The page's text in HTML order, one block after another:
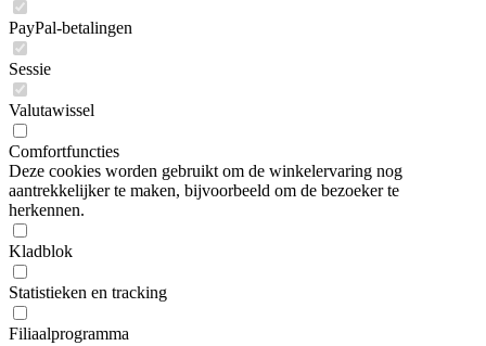
PayPal-betalingen
Sessie
Valutawissel
Comfortfuncties
Deze cookies worden gebruikt om de winkelervaring nog
aantrekkelijker te maken, bijvoorbeeld om de bezoeker te
herkennen.
Kladblok
Statistieken en tracking
Filiaalprogramma